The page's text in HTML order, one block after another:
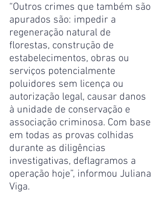
“Outros crimes que também são
apurados são: impedir a
regeneração natural de
florestas, construção de
estabelecimentos, obras ou
serviços potencialmente
poluidores sem licença ou
autorização legal, causar danos
à unidade de conservação e
associação criminosa. Com base
em todas as provas colhidas
durante as diligências
investigativas, deflagramos a
operação hoje”, informou Juliana
Viga.